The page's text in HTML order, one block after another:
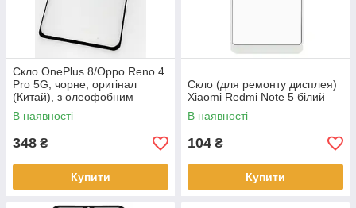
Скло OnePlus 8/Oppo Reno 4
Pro 5G, чорне, оригінал
(Китай), з олеофобним
покриттям
В наявності
348 ₴
Купити
Скло (для ремонту дисплея)
Xiaomi Redmi Note 5 білий
В наявності
104 ₴
Купити